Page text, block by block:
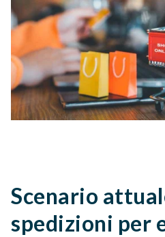
Scenario
spedizioni per